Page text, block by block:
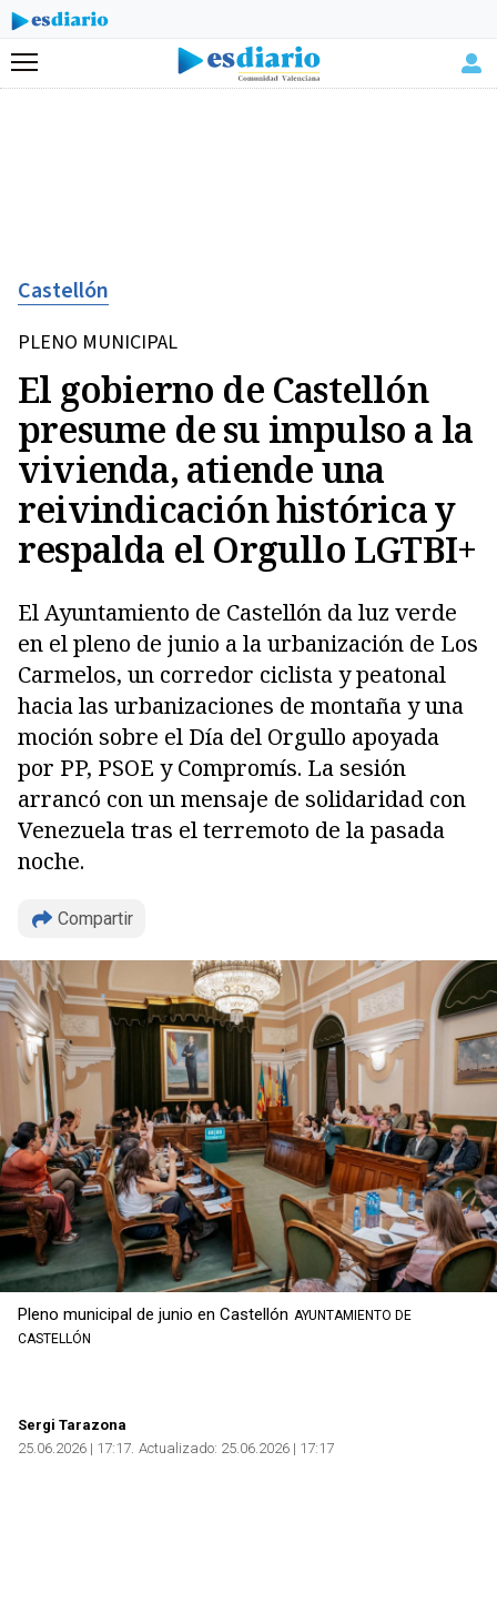
Menú
Castellón
PLENO MUNICIPAL
El gobierno de Castellón
presume de su impulso a la
vivienda, atiende una
reivindicación histórica y
respalda el Orgullo LGTBI+
El Ayuntamiento de Castellón da luz verde
en el pleno de junio a la urbanización de Los
Carmelos, un corredor ciclista y peatonal
hacia las urbanizaciones de montaña y una
moción sobre el Día del Orgullo apoyada
por PP, PSOE y Compromís. La sesión
arrancó con un mensaje de solidaridad con
Venezuela tras el terremoto de la pasada
noche.
Compartir
Copiar
Pleno municipal de junio en Castellón AYUNTAMIENTO DE
CASTELLÓN
Sergi Tarazona
25.06.2026 | 17:17 Actualizado: 25.06.2026 | 17:17